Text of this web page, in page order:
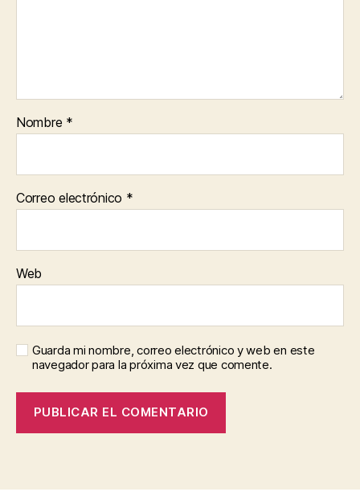
Nombre *
Correo electrónico *
Web
Guarda mi nombre, correo electrónico y web en este
navegador para la próxima vez que comente.